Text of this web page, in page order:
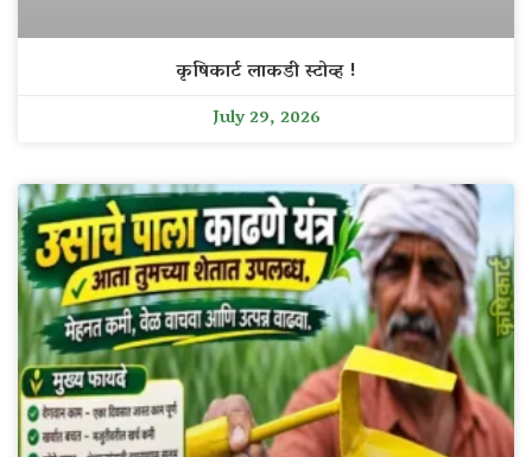
कृषिकार्ट लाकडी स्टोव्ह !
July 29, 2026